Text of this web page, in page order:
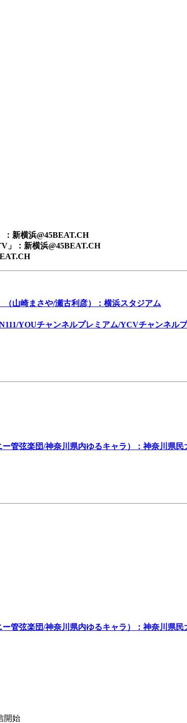
新横浜@45BEAT.CH
」：新横浜@45BEAT.CH
山崎まさや/瀬古利彦）：横浜スタジアム
YOUチャンネルプレミアム/YCVチャンネル
管弦楽団/神奈川県内ゆるキャラ）：神奈川県民
管弦楽団/神奈川県内ゆるキャラ）：神奈川県民
開始